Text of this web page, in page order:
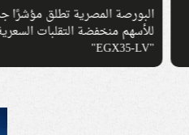
البورصة المصرية تطلق مؤشرًا جديدًا
للأسهم منخفضة التقلبات السعرية باسم